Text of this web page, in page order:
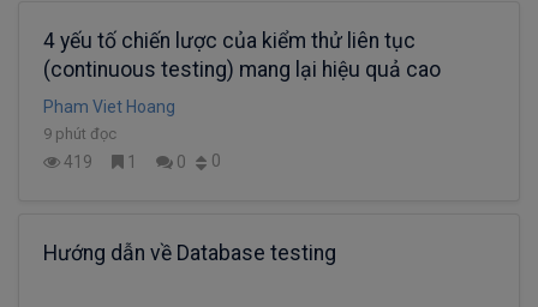
4 yếu tố chiến lược của kiểm thử liên tục
(continuous testing) mang lại hiệu quả cao
Pham Viet Hoang
9 phút đọc
419 1 0 0
Hướng dẫn về Database testing